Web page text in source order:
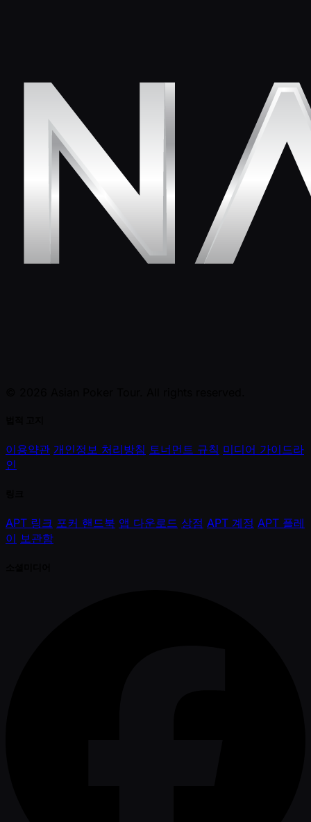
이용약관 개인정보 처리방침 토너먼트 규칙 미디어 가이드라
인
APT 링크 포커 핸드북 앱 다운로드 상점 APT 계정 APT 플레
이 보관함